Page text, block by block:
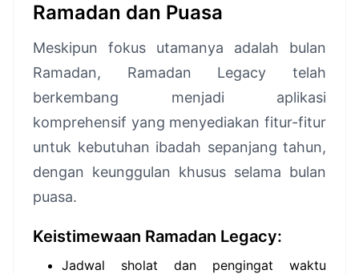
Ramadan dan Puasa
Meskipun fokus utamanya adalah bulan
Ramadan, Ramadan Legacy telah
berkembang menjadi aplikasi
komprehensif yang menyediakan fitur-fitur
untuk kebutuhan ibadah sepanjang tahun,
dengan keunggulan khusus selama bulan
puasa.
Keistimewaan Ramadan Legacy:
Jadwal sholat dan pengingat waktu